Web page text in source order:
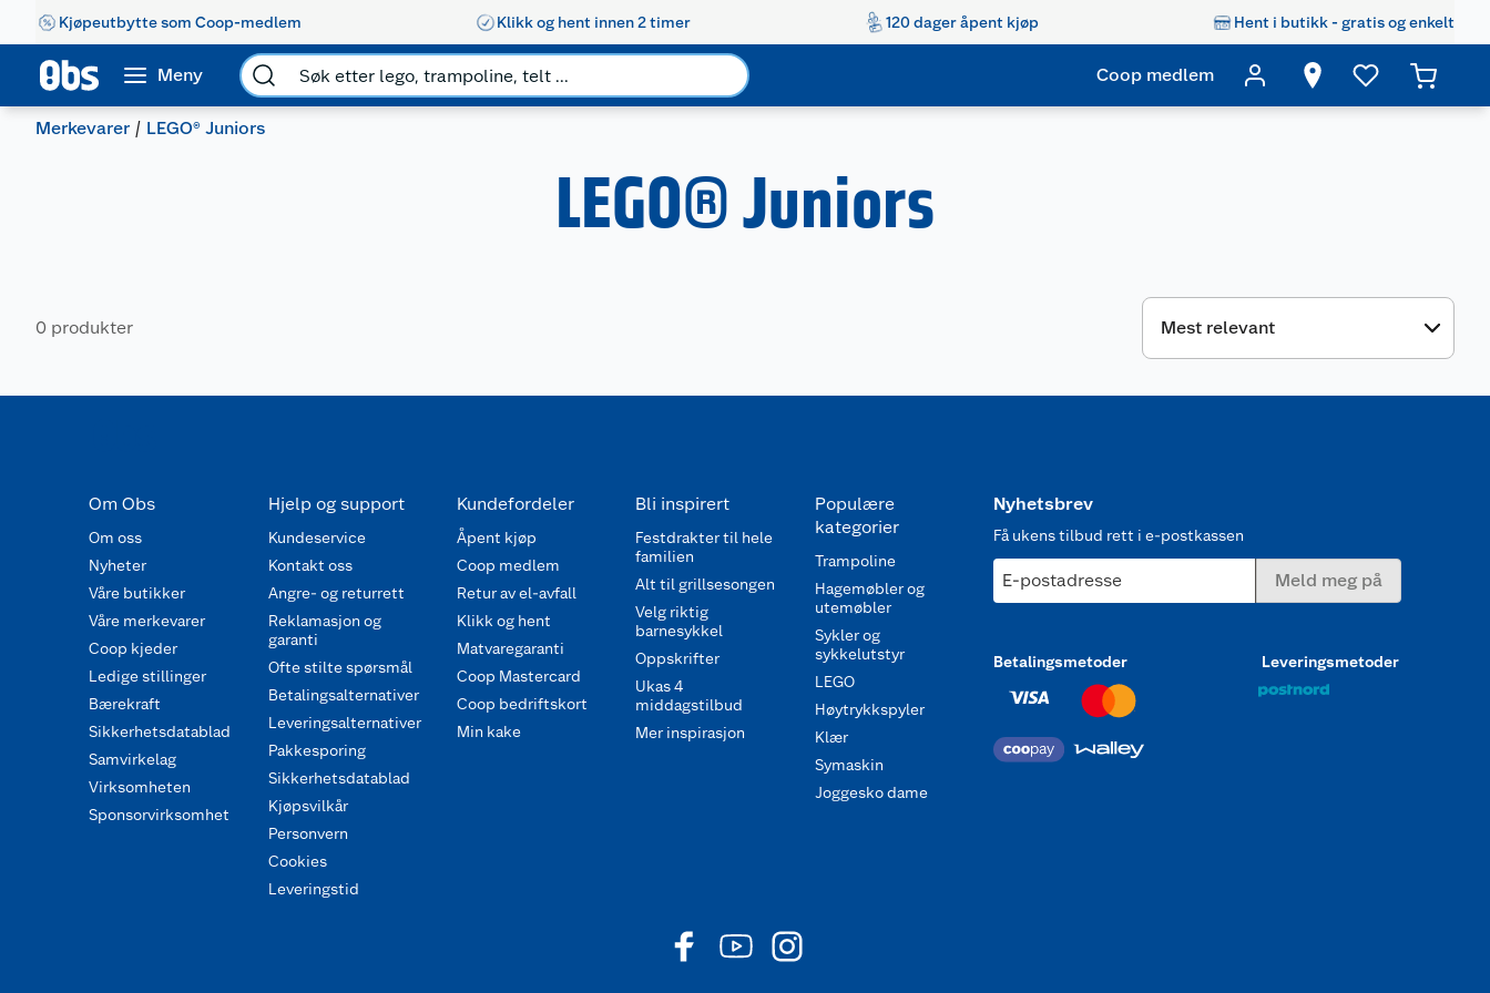
Kjøpeutbytte som Coop-medlem Klikk og hent innen 2 timer 120 dager åpent kjøp Hent i butikk - gratis og enkelt
Meny Coop medlem
Merkevarer LEGO® Juniors
LEGO® Juniors
0 produkter
Om Obs
Om oss
Nyheter
Våre butikker
Våre merkevarer
Coop kjeder
Ledige stillinger
Bærekraft
Sikkerhetsdatablad
Samvirkelag
Virksomheten
Sponsorvirksomhet
Hjelp og support
Kundeservice
Kontakt oss
Angre- og returrett
Reklamasjon og
garanti
Ofte stilte spørsmål
Betalingsalternativer
Leveringsalternativer
Pakkesporing
Sikkerhetsdatablad
Kjøpsvilkår
Personvern
Cookies
Leveringstid
Kundefordeler
Åpent kjøp
Coop medlem
Retur av el-avfall
Klikk og hent
Matvaregaranti
Coop Mastercard
Coop bedriftskort
Min kake
Bli inspirert
Festdrakter til hele
familien
Alt til grillsesongen
Velg riktig
barnesykkel
Oppskrifter
Ukas 4
middagstilbud
Mer inspirasjon
Populære
kategorier
Trampoline
Hagemøbler og
utemøbler
Sykler og
sykkelutstyr
LEGO
Høytrykkspyler
Klær
Symaskin
Joggesko dame
Nyhetsbrev
Få ukens tilbud rett i e-postkassen
E-postadresse Meld meg på
Betalingsmetoder Leveringsmetoder